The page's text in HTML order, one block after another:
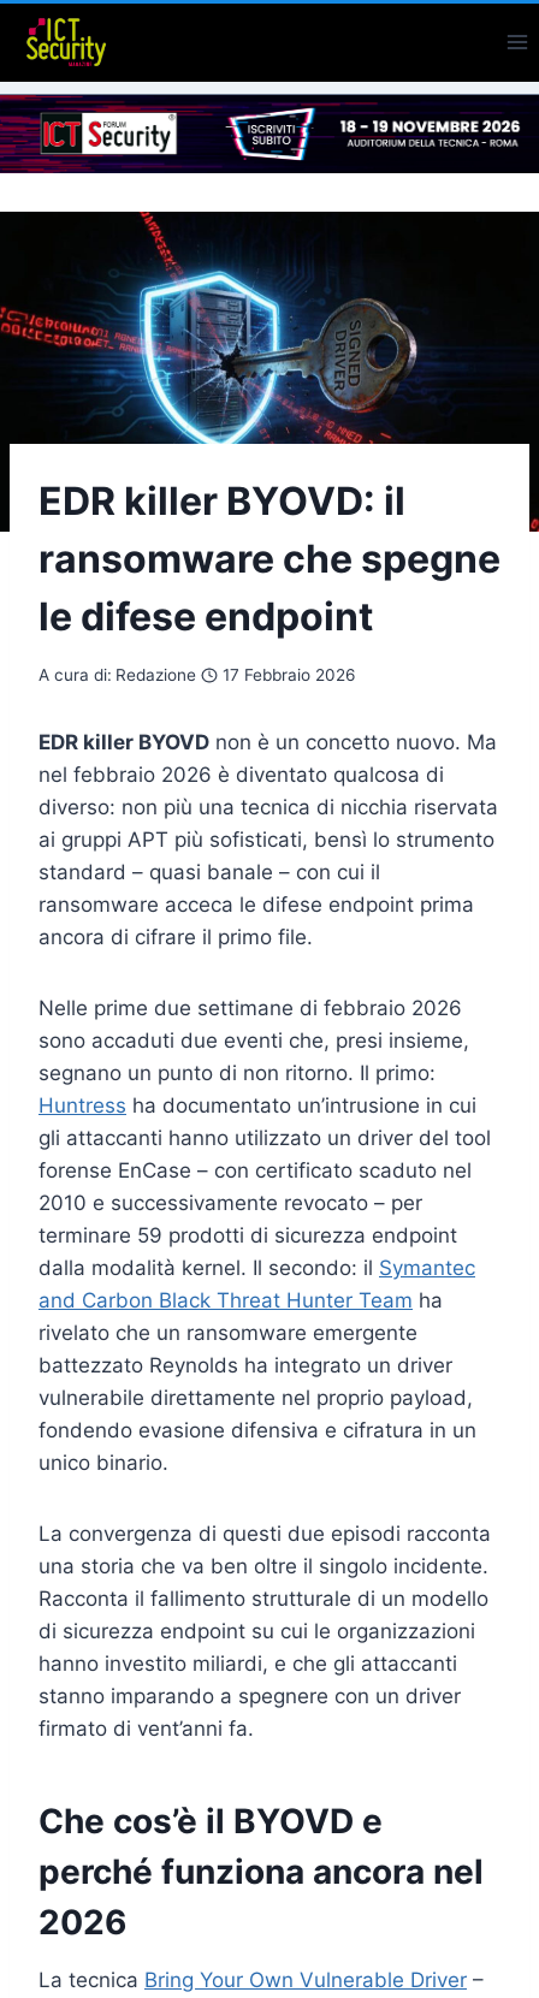
Salta
contenuto
EDR killer BYOVD: il
ransomware che spegne
le difese endpoint
A cura di: Redazione 17 Febbraio 2026
EDR killer BYOVD non è un concetto nuovo. Ma
nel febbraio 2026 è diventato qualcosa di
diverso: non più una tecnica di nicchia riservata
ai gruppi APT più sofisticati, bensì lo strumento
standard – quasi banale – con cui il
ransomware acceca le difese endpoint prima
ancora di cifrare il primo file.
Nelle prime due settimane di febbraio 2026
sono accaduti due eventi che, presi insieme,
segnano un punto di non ritorno. Il primo:
Huntress ha documentato un’intrusione in cui
gli attaccanti hanno utilizzato un driver del tool
forense EnCase – con certificato scaduto nel
2010 e successivamente revocato – per
terminare 59 prodotti di sicurezza endpoint
dalla modalità kernel. Il secondo: il Symantec
and Carbon Black Threat Hunter Team ha
rivelato che un ransomware emergente
battezzato Reynolds ha integrato un driver
vulnerabile direttamente nel proprio payload,
fondendo evasione difensiva e cifratura in un
unico binario.
La convergenza di questi due episodi racconta
una storia che va ben oltre il singolo incidente.
Racconta il fallimento strutturale di un modello
di sicurezza endpoint su cui le organizzazioni
hanno investito miliardi, e che gli attaccanti
stanno imparando a spegnere con un driver
firmato di vent’anni fa.
Che cos’è il BYOVD e
perché funziona ancora nel
2026
La tecnica Bring Your Own Vulnerable Driver –